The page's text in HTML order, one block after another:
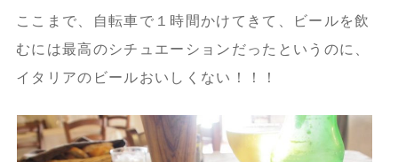
ここまで、自転車で１時間かけてきて、ビールを飲
むには最高のシチュエーションだったというのに、
イタリアのビールおいしくない！！！